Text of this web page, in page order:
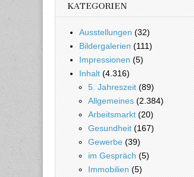
KATEGORIEN
Ausstellungen (32)
Bildergalerien (111)
Impressionen (5)
Inhalt (4.316)
5. Jahreszeit (89)
Allgemeines (2.384)
Arbeitsmarkt (20)
Gesundheit (167)
Gewerbe (39)
im Gespräch (5)
Immobilien (5)